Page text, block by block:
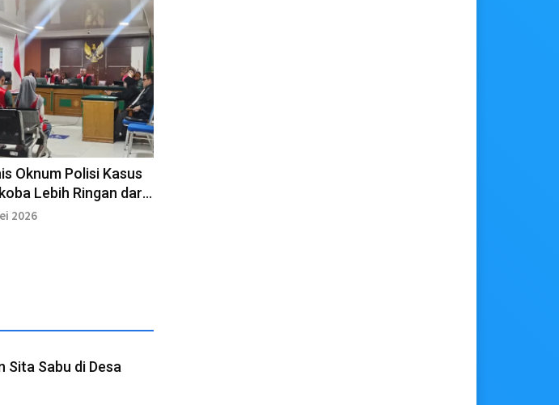
Oknum Polisi Kasus
Lebih Ringan dari
2026
Sita Sabu di Desa